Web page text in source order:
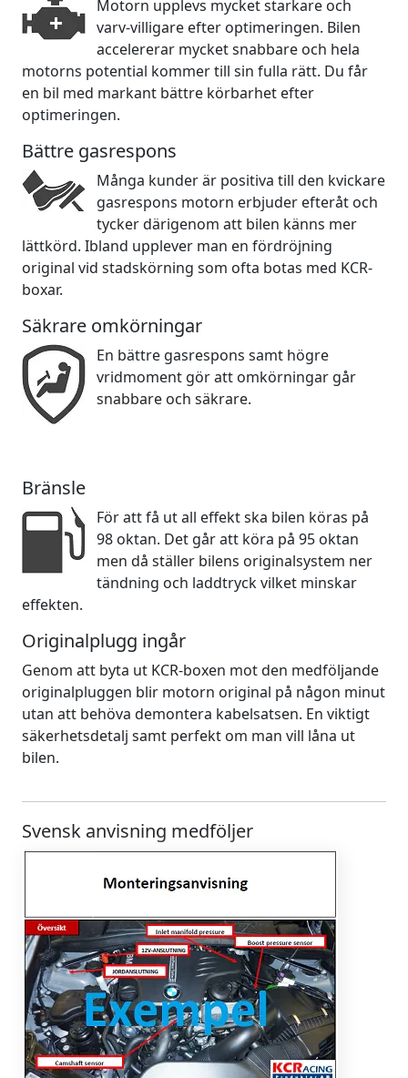
Motorn upplevs mycket starkare och
varv-villigare efter optimeringen. Bilen
accelererar mycket snabbare och hela
motorns potential kommer till sin fulla rätt. Du får
en bil med markant bättre körbarhet efter
optimeringen.
Bättre gasrespons
Många kunder är positiva till den kvickare
gasrespons motorn erbjuder efteråt och
tycker därigenom att bilen känns mer
lättkörd. Ibland upplever man en fördröjning
original vid stadskörning som ofta botas med KCR-
boxar.
Säkrare omkörningar
En bättre gasrespons samt högre
vridmoment gör att omkörningar går
snabbare och säkrare.
Bränsle
För att få ut all effekt ska bilen köras på
98 oktan. Det går att köra på 95 oktan
men då ställer bilens originalsystem ner
tändning och laddtryck vilket minskar
effekten.
Originalplugg ingår
Genom att byta ut KCR-boxen mot den medföljande
originalpluggen blir motorn original på någon minut
utan att behöva demontera kabelsatsen. En viktigt
säkerhetsdetalj samt perfekt om man vill låna ut
bilen.
Svensk anvisning medföljer